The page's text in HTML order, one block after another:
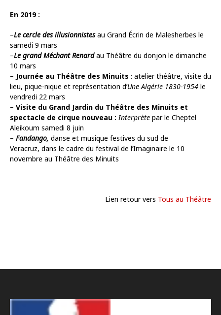
En 2019 :
–Le cercle des illusionnistesau Grand Écrin de Malesherbes le
samedi 9 mars
–Le grand Méchant Renardau Théâtre du donjon le dimanche
10 mars
– Journée au Théâtre des Minuits : atelier théâtre, visite du
lieu, pique-nique et représentation d’Une Algérie 1830-1954 le
vendredi 22 mars
– Visite du Grand Jardin du Théâtre des Minuits et
spectacle de cirque nouveau : Interprète par le Cheptel
Aleikoum samedi 8 juin
– Fandango, danse et musique festives du sud de
Veracruz, dans le cadre du festival de l’Imaginaire le 10
novembre au Théâtre des Minuits
Lien retour vers Tous au Théâtre